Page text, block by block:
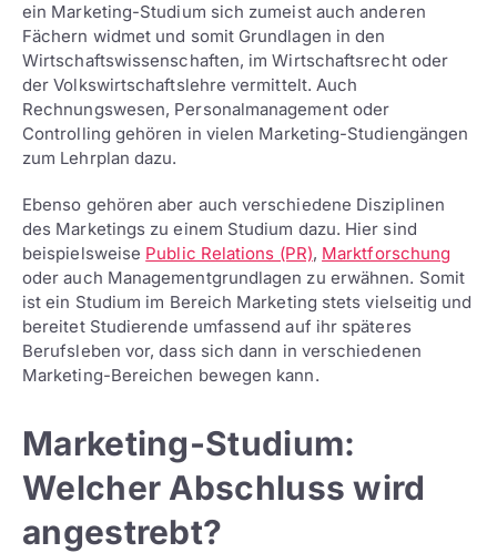
ein Marketing-Studium sich zumeist auch anderen
Fächern widmet und somit Grundlagen in den
Wirtschaftswissenschaften, im Wirtschaftsrecht oder
der Volkswirtschaftslehre vermittelt. Auch
Rechnungswesen, Personalmanagement oder
Controlling gehören in vielen Marketing-Studiengängen
zum Lehrplan dazu.
Ebenso gehören aber auch verschiedene Disziplinen
des Marketings zu einem Studium dazu. Hier sind
beispielsweise Public Relations (PR), Marktforschung
oder auch Managementgrundlagen zu erwähnen. Somit
ist ein Studium im Bereich Marketing stets vielseitig und
bereitet Studierende umfassend auf ihr späteres
Berufsleben vor, dass sich dann in verschiedenen
Marketing-Bereichen bewegen kann.
Marketing-Studium:
Welcher Abschluss wird
angestrebt?